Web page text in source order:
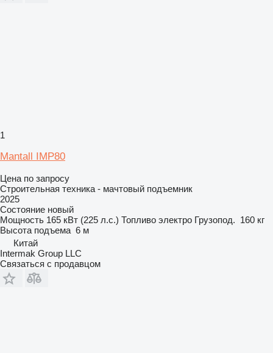
1
Mantall IMP80
Цена по запросу
Строительная техника - мачтовый подъемник
2025
Состояние новый
Мощность 165 кВт (225 л.с.) Топливо электро Грузопод. 160 кг
Высота подъема 6 м
Китай
Intermak Group LLC
Связаться с продавцом